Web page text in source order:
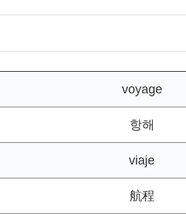
voyage
항해
viaje
航程